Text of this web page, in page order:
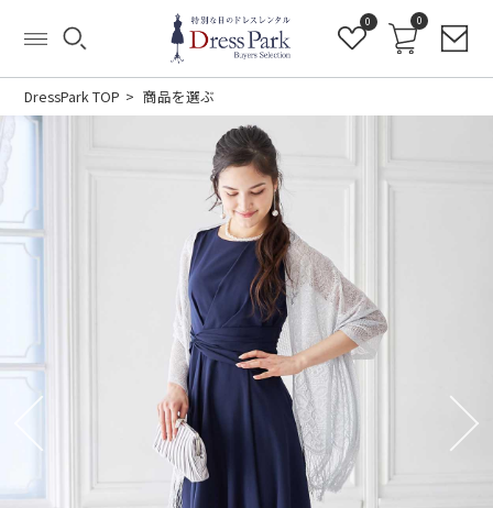
0 0
DressPark TOP 商品を選ぶ